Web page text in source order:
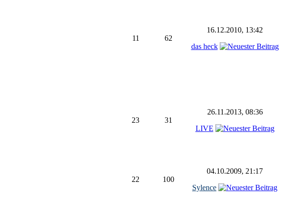
11 62
16.12.2010, 13:42
das heck
23 31
26.11.2013, 08:36
LIVE
22 100
04.10.2009, 21:17
Sylence